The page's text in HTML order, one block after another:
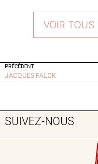
VOIR
PRÉCÉDENT
JACQUES FALCK
SUIVEZ-NOUS